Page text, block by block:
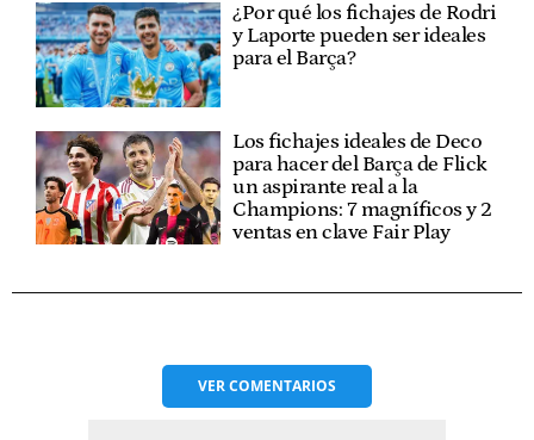
¿Por qué los fichajes de Rodri
y Laporte pueden ser ideales
para el Barça?
Los fichajes ideales de Deco
para hacer del Barça de Flick
un aspirante real a la
Champions: 7 magníficos y 2
ventas en clave Fair Play
VERCOMENTARIOS